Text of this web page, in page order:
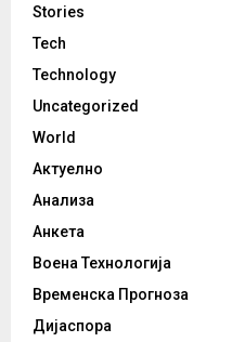
Stories
Tech
Technology
Uncategorized
World
Актуелно
Анализа
Анкета
Воена Технологија
Временска Прогноза
Дијаспора